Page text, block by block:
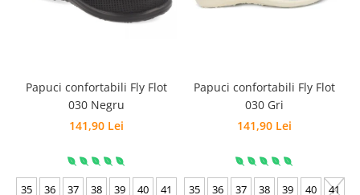
Papuci confortabili Fly Flot
030 Negru
141,90 Lei
35 36 37 38 39 40 41
Papuci confortabili Fly Flot
030 Gri
141,90 Lei
35 36 37 38 39 40 41